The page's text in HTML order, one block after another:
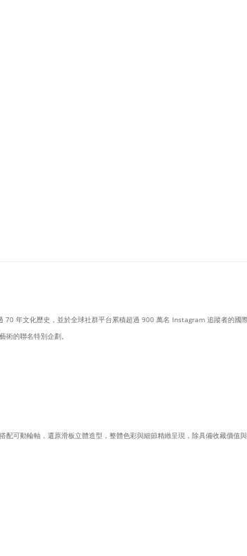
70 年文化歷史，並於全球社群平台累積超過 900 萬名 Instagram 追蹤者的
的聯名特別企劃。
可動輪軸，還原滑板立體造型，整體色彩與細節精緻呈現，除具備收藏價值